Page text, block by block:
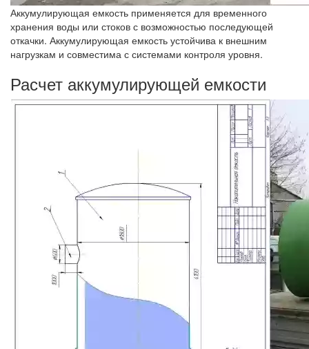
Аккумулирующая емкость применяется для временного
хранения воды или стоков с возможностью последующей
откачки. Аккумулирующая емкость устойчива к внешним
нагрузкам и совместима с системами контроля уровня.
Расчет аккумулирующей емкости